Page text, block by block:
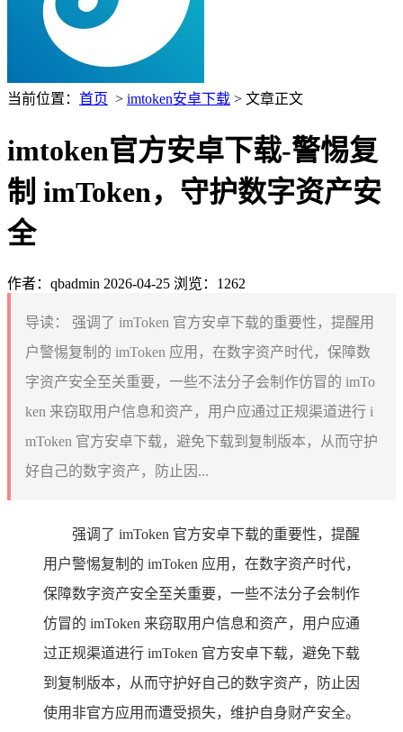
当前位置： 首页 > imtoken安卓下载 > 文章正文
imtoken官方安卓下载-警惕复
制 imToken，守护数字资产安
全
作者：qbadmin 2026-04-25 浏览：1262
导读：
强调了 imToken 官方安卓下载的重要性，提醒用
户警惕复制的 imToken 应用，在数字资产时代，保障数
字资产安全至关重要，一些不法分子会制作仿冒的 imTo
ken 来窃取用户信息和资产，用户应通过正规渠道进行 i
mToken 官方安卓下载，避免下载到复制版本，从而守护
好自己的数字资产，防止因...
强调了 imToken 官方安卓下载的重要性，提醒
用户警惕复制的 imToken 应用，在数字资产时代，
保障数字资产安全至关重要，一些不法分子会制作
仿冒的 imToken 来窃取用户信息和资产，用户应通
过正规渠道进行 imToken 官方安卓下载，避免下载
到复制版本，从而守护好自己的数字资产，防止因
使用非官方应用而遭受损失，维护自身财产安全。